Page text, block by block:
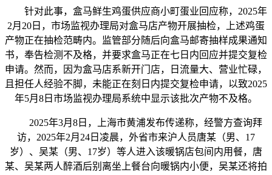
针对此事，盒马鲜生鸡蛋供应商小町蛋业回应称，2025年
2月20日，市场监视办理局对盒马店产物开展抽检，上述鸡蛋
产物正在抽检范畴内。监管部分随后向盒马邮寄抽样成果通知
书，奉告检测不及格，并要求盒马正在七日内回应并提交复检
申请。然而，因为盒马店系新开门店，日流量大、营业忙碌，
且担任人经验不脚，未能正在刻日内提交复检申请，以致2025
年5月8日市场监视办理局系统中显示该批次产物不及格。
2025年3月8日，上海市黄浦发布传递称，经警方查询拜
访，2025年2月24日凌晨，外省市来沪人员唐某（男、17
岁）、吴某（男、17岁）等人进入该暖锅店包间内用餐，唐
某、吴某两人醉酒后别离坐上餐台向暖锅内小便，吴某还将拍